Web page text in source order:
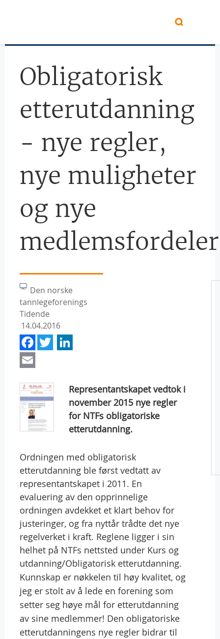
Obligatorisk
etterutdanning
- nye regler,
nye muligheter
og nye
Den norske
tannlegeforenings
Tidende
14.04.2016
Facebook
Twitter
Representantskapet vedtok i
november 2015 nye regler
for NTFs obligatoriske
etterutdanning.
Ordningen med obligatorisk
etterutdanning ble først vedtatt av
representantskapet i 2011. En
evaluering av den opprinnelige
ordningen avdekket et klart behov for
justeringer, og fra nyttår trådte det nye
regelverket i kraft. Reglene ligger i sin
helhet på NTFs nettsted under Kurs og
utdanning/Obligatorisk etterutdanning.
Kunnskap er nøkkelen til høy kvalitet, og
jeg er stolt av å lede en forening som
setter seg høye mål for etterutdanning
av sine medlemmer! Den obligatoriske
etterutdanningens nye regler bidrar til